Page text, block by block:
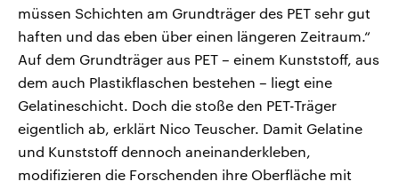
müssen Schichten am Grundträger des PET sehr gut
haften und das eben über einen längeren Zeitraum.“
Auf dem Grundträger aus PET – einem Kunststoff, aus
dem auch Plastikflaschen bestehen – liegt eine
Gelatineschicht. Doch die stoße den PET-Träger
eigentlich ab, erklärt Nico Teuscher. Damit Gelatine
und Kunststoff dennoch aneinanderkleben,
modifizieren die Forschenden ihre Oberfläche mit